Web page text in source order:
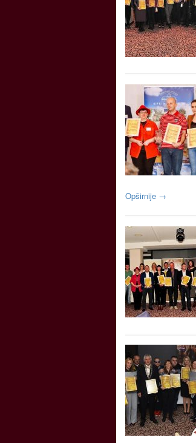
Opširnije →